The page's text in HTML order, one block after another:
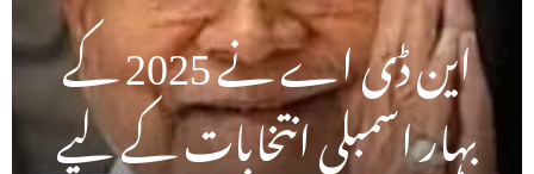
این ڈی اے نے 2025 کے
بہار اسمبلی انتخابات کے لیے